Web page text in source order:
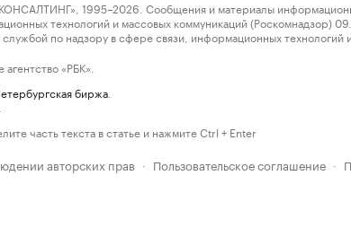
1995–2026. Сообщения и материалы
технологий и массовых коммуникаций (Роскомнадзор)
по надзору в сфере связи, информационных
«РБК».
биржа
часть текста в статье и нажмите Ctrl + Enter
авторских прав · Пользовательское соглашение ·